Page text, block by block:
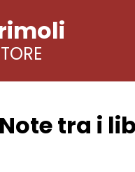
Note tra i